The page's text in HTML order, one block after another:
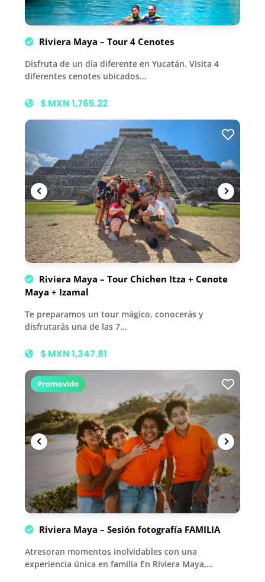
Riviera Maya – Tour 4 Cenotes
Disfruta de un día diferente en Yucatán. Visita 4
diferentes cenotes ubicados…
$ MXN 1,765.22
Riviera Maya – Tour Chichen Itza + Cenote
Maya + Izamal
Te preparamos un tour mágico, conocerás y
disfrutarás una de las 7…
$ MXN 1,347.81
Promovido
Riviera Maya – Sesión fotografía FAMILIA
Atresoran momentos inolvidables con una
experiencia única en familia En Riviera Maya,…